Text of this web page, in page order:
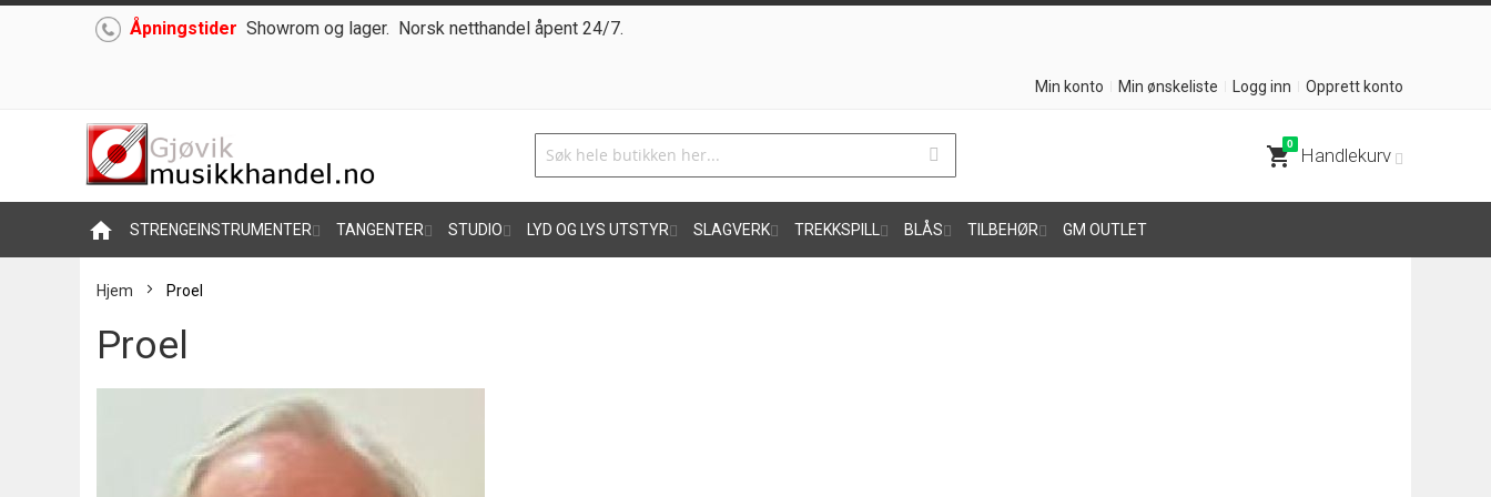
Hoppe Åpningstider Showrom og lager. Norsk netthandel åpent 24/7.
Min konto Min ønskeliste Logg inn Opprett konto
shopping_cart
0
Handlekurv
home STRENGEINSTRUMENTER TANGENTER STUDIO LYD OG LYS UTSTYR SLAGVERK TREKKSPILL BLÅS TILBEHØR GM OUTLET
Hjem Proel
Proel